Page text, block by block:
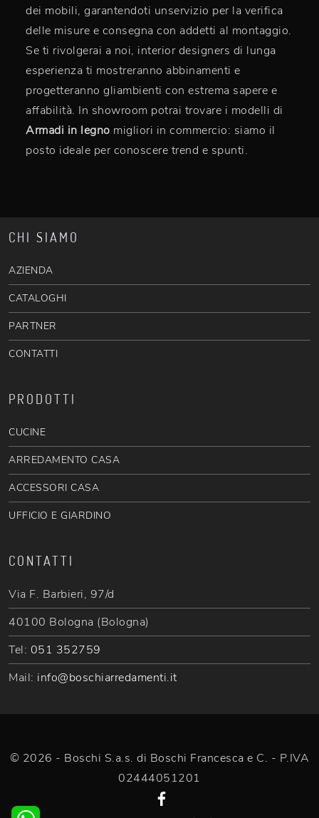
dei mobili, garantendoti unservizio per la verifica
delle misure e consegna con addetti al montaggio.
Se ti rivolgerai a noi, interior designers di lunga
esperienza ti mostreranno abbinamenti e
progetteranno gliambienti con estrema sapere e
affabilità. In showroom potrai trovare i modelli di
Armadi in legno migliori in commercio: siamo il
posto ideale per conoscere trend e spunti.
CHI SIAMO
AZIENDA
CATALOGHI
PARTNER
CONTATTI
PRODOTTI
CUCINE
ARREDAMENTO CASA
ACCESSORI CASA
UFFICIO E GIARDINO
CONTATTI
Via F. Barbieri, 97/d
40100 Bologna (Bologna)
Tel: 051 352759
Mail: info@boschiarredamenti.it
© 2026 - Boschi S.a.s. di Boschi Francesca e C. - P.IVA
02444051201